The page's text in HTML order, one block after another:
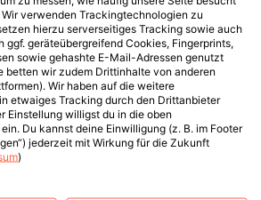
verwenden Trackingtechnologien zu
hierzu serverseitiges Tracking sowie auch
ggf. geräteübergreifend Cookies, Fingerprints,
sowie gehashte E-Mail-Adressen genutzt
betten wir zudem Drittinhalte von anderen
Wir haben auf die weitere
etwaiges Tracking durch den Drittanbieter
Einstellung willigst du in die oben
Du kannst deine Einwilligung (z. B. im Footer
jederzeit mit Wirkung für die Zukunft
)